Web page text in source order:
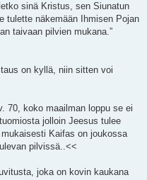
sinä Kristus, sen Siunatun
tulette näkemään Ihmisen Pojan
taivaan pilvien mukana.”
on kyllä, niin sitten voi
70, koko maailman loppu se ei
jolloin Jeesus tulee
Kaifas on joukossa
pilvissä..<<
joka on kovin kaukana